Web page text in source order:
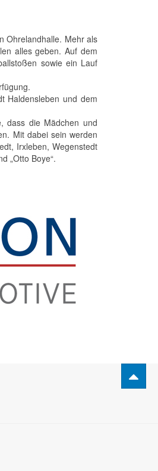
Ohrelandhalle. Mehr als
alles geben. Auf dem
sowie ein Lauf
Haldensleben und dem
dass die Mädchen und
Mit dabei sein werden
Irxleben, Wegenstedt
„Otto Boye“.